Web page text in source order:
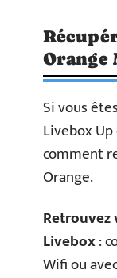
Orange
Si vous
Livebox
comment
Orange.
Retrouvez
Livebox:
Wifi ou